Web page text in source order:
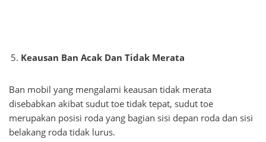
Keausan Ban Acak Dan Tidak Merata
Ban mobil yang mengalami keausan tidak merata
disebabkan akibat sudut toe tidak tepat, sudut toe
merupakan posisi roda yang bagian sisi depan roda dan sisi
belakang roda tidak lurus.